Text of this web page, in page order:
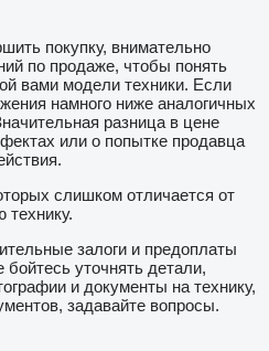
покупку, внимательно
по продаже, чтобы понять
вами модели техники. Если
намного ниже аналогичных
разница в цене
или о попытке продавца
слишком отличается от
технику.
залоги и предоплаты
уточнять детали,
и документы на технику,
задавайте вопросы.